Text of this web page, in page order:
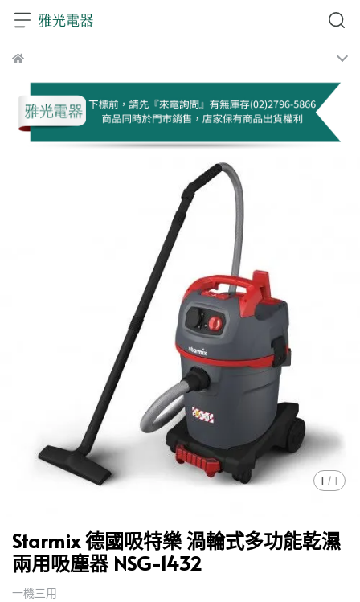
1 / 1
Starmix 德國吸特樂 渦輪式多功能乾濕
兩用吸塵器 NSG-1432
一機三用